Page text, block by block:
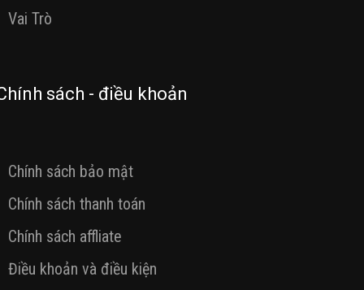
Vai Trò
sách - điều khoản
Chính sách bảo mật
Chính sách thanh toán
Chính sách affliate
Điều khoản và điều kiện